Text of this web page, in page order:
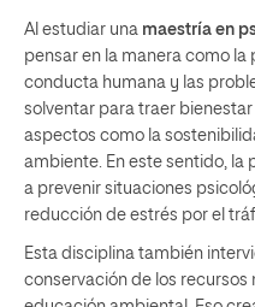
Al estudiar una maestría en
pensar en la manera como la
conducta humana y las
solventar para traer
aspectos como la
ambiente. En este sentido,
a prevenir situaciones
reducción de estrés por el
Esta disciplina también
conservación de los recursos